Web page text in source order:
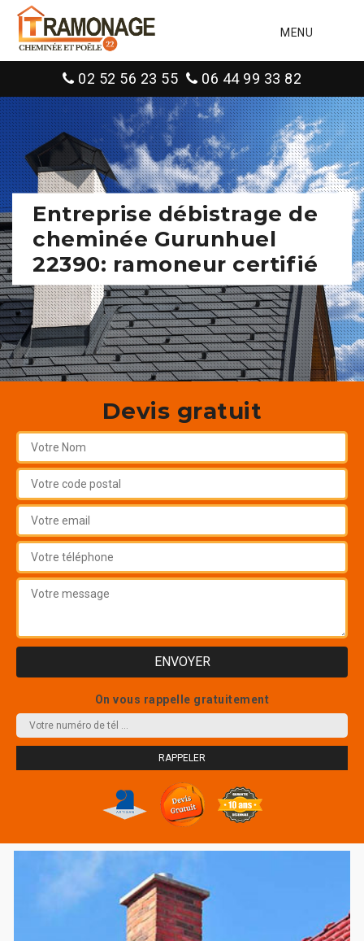
MENU
02 52 56 23 55 06 44 99 33 82
Entreprise débistrage de
cheminée Gurunhuel
22390: ramoneur certifié
Devis gratuit
On vous rappelle gratuitement